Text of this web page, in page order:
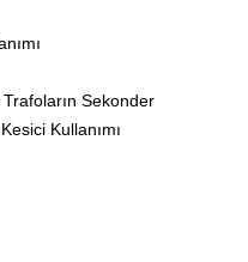
Sekonder
Kullanımı